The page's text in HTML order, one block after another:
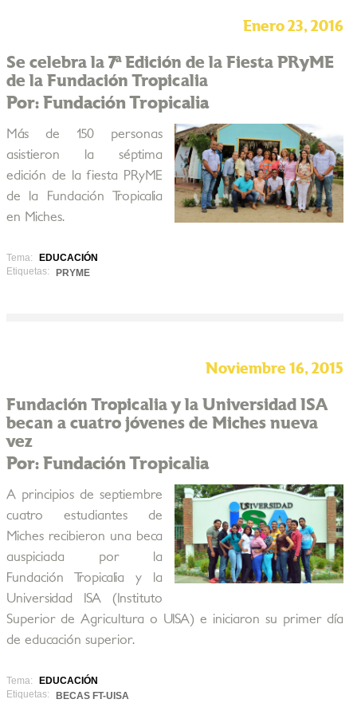
Enero 23, 2016
Se celebra la 7ª Edición de la Fiesta PRyME
de la Fundación Tropicalia
Por: Fundación Tropicalia
Más de 150 personas
asistieron la séptima
edición de la fiesta PRyME
de la Fundación Tropicalia
en Miches.
Tema:
EDUCACIÓN
Etiquetas:
PRYME
Noviembre 16, 2015
Fundación Tropicalia y la Universidad ISA
becan a cuatro jóvenes de Miches nueva
vez
Por: Fundación Tropicalia
A principios de septiembre
cuatro estudiantes de
Miches recibieron una beca
auspiciada por la
Fundación Tropicalia y la
Universidad ISA (Instituto
Superior de Agricultura o UISA) e iniciaron su primer día
de educación superior.
Tema:
EDUCACIÓN
Etiquetas:
BECAS FT-UISA